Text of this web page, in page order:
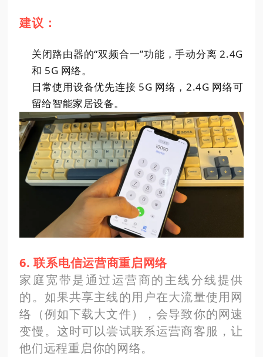
建议：
关闭路由器的“双频合一”功能，手动分离 2.4G
和 5G 网络。
日常使用设备优先连接 5G 网络，2.4G 网络可
留给智能家居设备。
6. 联系电信运营商重启网络
家庭宽带是通过运营商的主线分线提供
的。如果共享主线的用户在大流量使用网
络（例如下载大文件），会导致你的网速
变慢。这时可以尝试联系运营商客服，让
他们远程重启你的网络。